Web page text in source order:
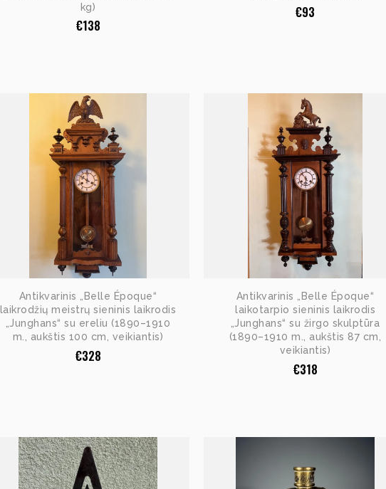
kg)
€138
€93
Antikvarinis „Belle Époque“
laikrodžių meistrų sieninis laikrodis
„Junghans“ su ereliu (1890–1910
m., aukštis 100 cm, veikiantis)
€328
Antikvarinis „Belle Époque“
laikotarpio sieninis laikrodis
„Junghans“ su žirgo skulptūra
(1890–1910 m., aukštis 87 cm,
veikiantis)
€318